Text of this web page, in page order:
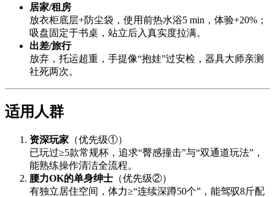
居家/租房
放衣柜底层+防尘袋，使用前热水浴5 min，体验+20%；
吸盘固定于书桌，站立后入真实度拉满。
出差/旅行
放弃，托运超重，手提像“抱娃”过安检，器具大师亲测
社死两次。
适用人群
资深玩家 （优先级①）
已玩过≥5款常规杯，追求“臀感撞击”与“双通道玩法”，
能熟练操作清洁全流程。
腰力OK的单身绅士 （优先级②）
有独立居住空间，体力≥“连续深蹲50个”，能驾驭8斤配